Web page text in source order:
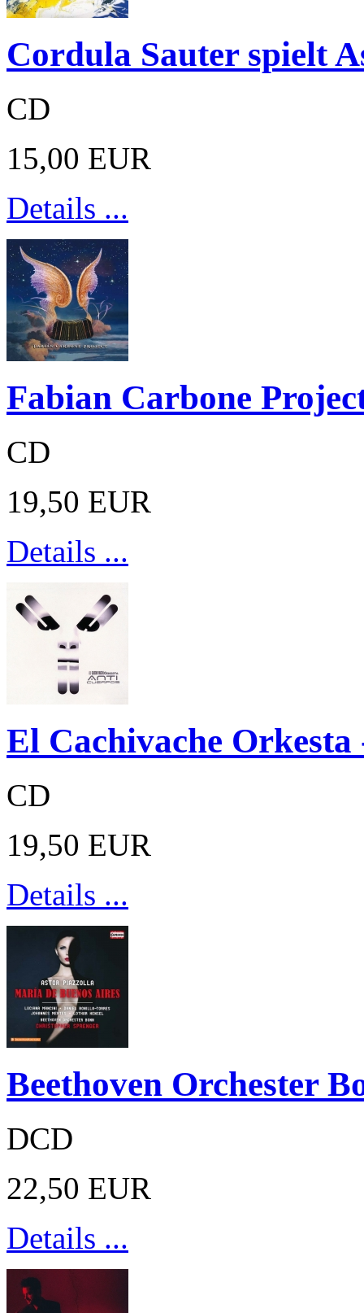
Cordula Sauter spielt
CD
15,00 EUR
Details ...
Fabian Carbone
CD
19,50 EUR
Details ...
El Cachivache
CD
19,50 EUR
Details ...
Beethoven Orchester
DCD
22,50 EUR
Details ...